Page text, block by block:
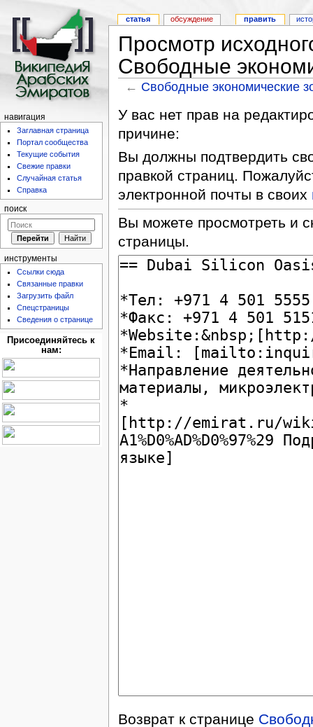
Просмотр
Свободные
← Свободные экономические
У вас нет прав на
причине:
Вы должны подтвердить
правкой страниц.
электронной почты в своих
Вы можете просмотреть и
страницы.
Возврат к странице
статья обсуждение править
навигация
Заглавная страница
Портал сообщества
Текущие события
Свежие правки
Случайная статья
Справка
поиск
инструменты
Ссылки сюда
Связанные правки
Загрузить файл
Спецстраницы
Сведения о странице
Присоединяйтесь к
нам: